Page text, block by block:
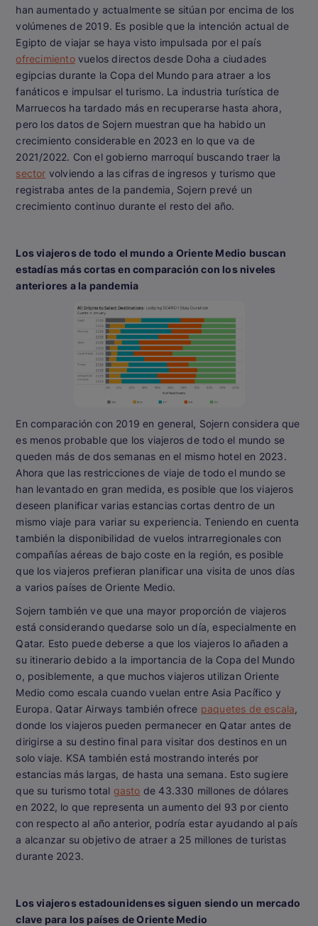
han aumentado y actualmente se sitúan por encima de los
volúmenes de 2019. Es posible que la intención actual de
Egipto de viajar se haya visto impulsada por el país
ofrecimientovuelos directos desde Doha a ciudades
egipcias durante la Copa del Mundo para atraer a los
fanáticos e impulsar el turismo. La industria turística de
Marruecos ha tardado más en recuperarse hasta ahora,
pero los datos de Sojern muestran que ha habido un
crecimiento considerable en 2023 en lo que va de
2021/2022. Con el gobierno marroquí buscando traer la
sector volviendo a las cifras de ingresos y turismo que
registraba antes de la pandemia, Sojern prevé un
crecimiento continuo durante el resto del año.
Los viajeros de todo el mundo a Oriente Medio buscan
estadías más cortas en comparación con los niveles
anteriores a la pandemia
En comparación con 2019 en general, Sojern considera que
es menos probable que los viajeros de todo el mundo se
queden más de dos semanas en el mismo hotel en 2023.
Ahora que las restricciones de viaje de todo el mundo se
han levantado en gran medida, es posible que los viajeros
deseen planificar varias estancias cortas dentro de un
mismo viaje para variar su experiencia. Teniendo en cuenta
también la disponibilidad de vuelos intrarregionales con
compañías aéreas de bajo coste en la región, es posible
que los viajeros prefieran planificar una visita de unos días
a varios países de Oriente Medio.
Sojern también ve que una mayor proporción de viajeros
está considerando quedarse solo un día, especialmente en
Qatar. Esto puede deberse a que los viajeros lo añaden a
su itinerario debido a la importancia de la Copa del Mundo
o, posiblemente, a que muchos viajeros utilizan Oriente
Medio como escala cuando vuelan entre Asia Pacífico y
Europa. Qatar Airways también ofrece paquetes de escala,
donde los viajeros pueden permanecer en Qatar antes de
dirigirse a su destino final para visitar dos destinos en un
solo viaje. KSA también está mostrando interés por
estancias más largas, de hasta una semana. Esto sugiere
que su turismo total gasto de 43.330 millones de dólares
en 2022, lo que representa un aumento del 93 por ciento
con respecto al año anterior, podría estar ayudando al país
a alcanzar su objetivo de atraer a 25 millones de turistas
durante 2023.
Los viajeros estadounidenses siguen siendo un mercado
clave para los países de Oriente Medio